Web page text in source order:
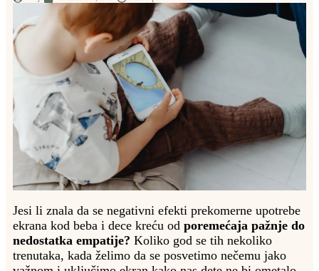
Jesi li znala da se negativni efekti prekomerne upotrebe
ekrana kod beba i dece kreću od poremećaja pažnje do
nedostatka empatije? Koliko god se tih nekoliko
trenutaka, kada želimo da se posvetimo nečemu jako